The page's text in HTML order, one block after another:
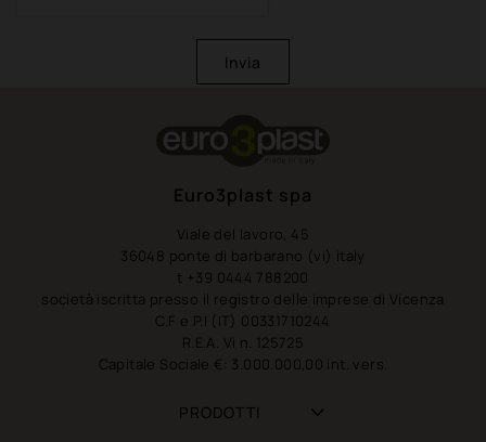
Invia
Euro3plast spa
Viale del lavoro, 45
36048 ponte di barbarano (vi) italy
t +39 0444 788200
società iscritta presso il registro delle imprese di Vicenza
C.F e P.I (IT) 00331710244
R.E.A. Vi n. 125725
Capitale Sociale €: 3.000.000,00 int. vers.
PRODOTTI